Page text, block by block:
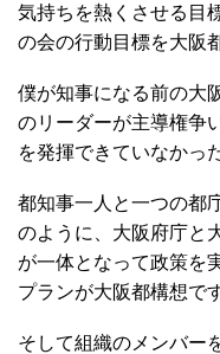
気持ちを熱くさせる目
の会の行動目標を大阪
僕が知事になる前の大
のリーダーが主導権争
を発揮できていなかっ
都知事一人と一つの都
のように、大阪府庁と
が一体となって政策を
プランが大阪都構想で
そして組織のメンバー